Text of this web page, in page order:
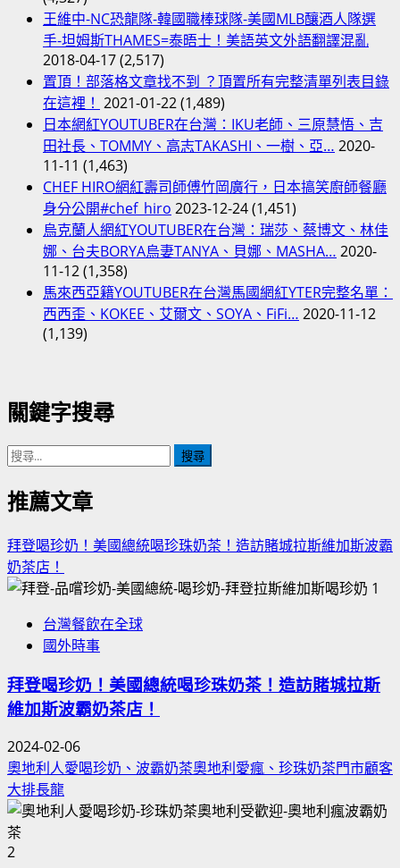
王維中-NC恐龍隊-韓國職棒球隊-美國MLB釀酒人隊選
手-坦姆斯THAMES=泰晤士！美語英文外語翻譯混亂
2018-04-17(2,517)
置頂！部落格文章找不到 ？頂置所有完整清單列表目錄
在這裡！ 2021-01-22(1,489)
日本網紅YOUTUBER在台灣：IKU老師、三原慧悟、吉
田社長、TOMMY、高志TAKASHI、一樹、亞… 2020-
11-11 (1,463)
CHEF HIRO網紅壽司師傅竹岡廣行，日本搞笑廚師餐廳
身分公開#chef_hiro 2023-12-24(1,451)
烏克蘭人網紅YOUTUBER在台灣：瑞莎、蔡博文、林佳
娜、台夫BORYA烏妻TANYA、貝娜、MASHA… 2020-
11-12(1,358)
馬來西亞籍YOUTUBER在台灣馬國網紅YTER完整名單：
西西歪、KOKEE、艾爾文、SOYA、FiFi… 2020-11-12
(1,139)
關鍵字搜尋
搜
關
鍵
字:
推薦文章
拜登喝珍奶！美國總統喝珍珠奶茶！造訪賭城拉斯維加斯波霸
奶茶店！
1
台灣餐飲在全球
國外時事
拜登喝珍奶！美國總統喝珍珠奶茶！造訪賭城拉斯
維加斯波霸奶茶店！
2024-02-06
奧地利人愛喝珍奶、波霸奶茶奧地利愛瘋、珍珠奶茶門市顧客
大排長龍
2